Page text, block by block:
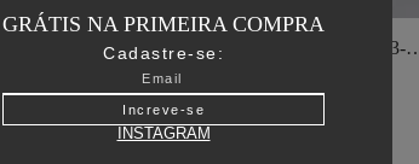
Jaqueta Matelasse Capuz - I23-
Verde Oliva
R$
ou6x deR$ 241,25
GRÁTIS NA PRIMEIRA COMPRA
Cadastre-se:
Increve-se
INSTAGRAM